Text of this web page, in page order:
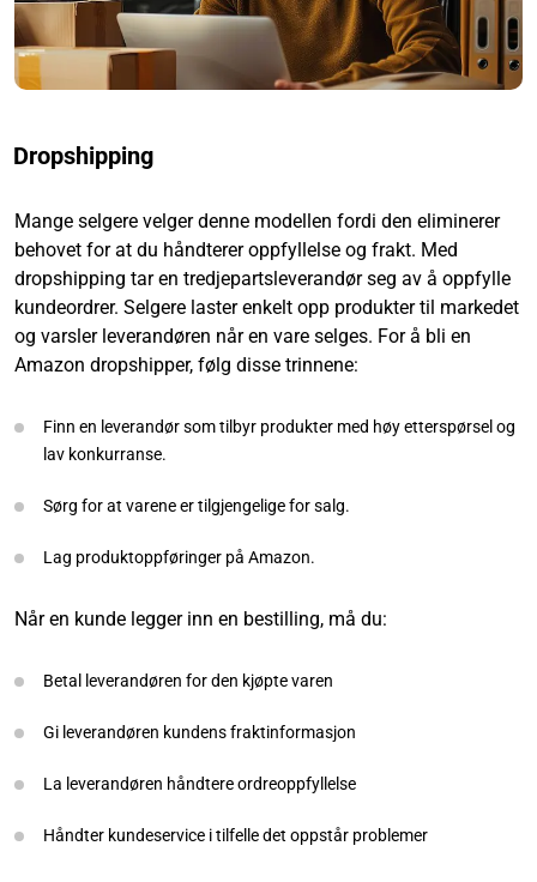
Dropshipping
Mange selgere velger denne modellen fordi den eliminerer
behovet for at du håndterer oppfyllelse og frakt. Med
dropshipping tar en tredjepartsleverandør seg av å oppfylle
kundeordrer. Selgere laster enkelt opp produkter til markedet
og varsler leverandøren når en vare selges. For å bli en
Amazon dropshipper, følg disse trinnene:
Finn en leverandør som tilbyr produkter med høy etterspørsel og
lav konkurranse.
Sørg for at varene er tilgjengelige for salg.
Lag produktoppføringer på Amazon.
Når en kunde legger inn en bestilling, må du:
Betal leverandøren for den kjøpte varen
Gi leverandøren kundens fraktinformasjon
La leverandøren håndtere ordreoppfyllelse
Håndter kundeservice i tilfelle det oppstår problemer